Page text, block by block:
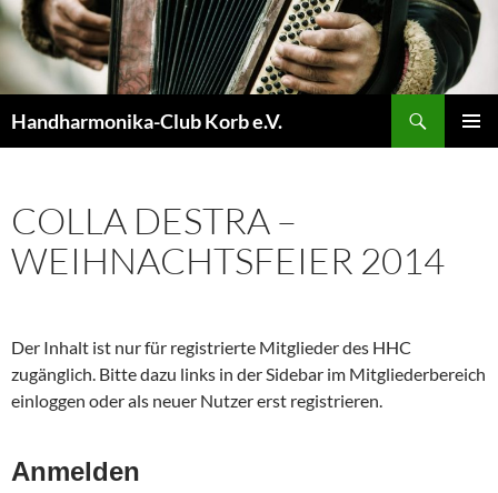
Zum
Inhalt
springen
Handharmonika-Club Korb e.V.
COLLA DESTRA –
WEIHNACHTSFEIER 2014
Der Inhalt ist nur für registrierte Mitglieder des HHC
zugänglich. Bitte dazu links in der Sidebar im Mitgliederbereich
einloggen oder als neuer Nutzer erst registrieren.
Anmelden